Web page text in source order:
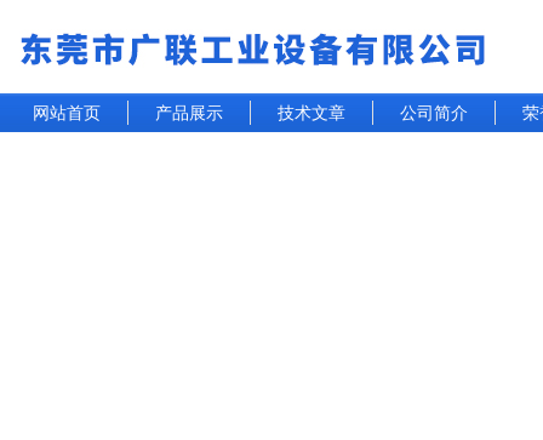
网站首页 产品展示 技术文章 公司简介 荣